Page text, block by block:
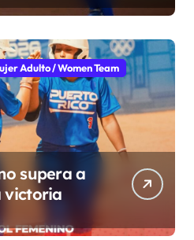
Adulto / Women Team
supera a
victoria